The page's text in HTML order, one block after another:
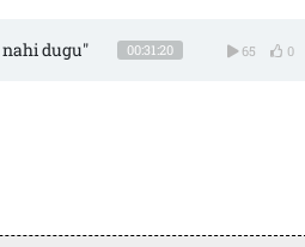
nahi dugu" 00:31:20 65 0